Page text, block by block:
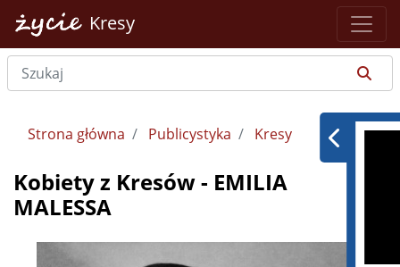
Kresy
Strona główna Publicystyka Kresy
Kobiety z Kresów - EMILIA
MALESSA